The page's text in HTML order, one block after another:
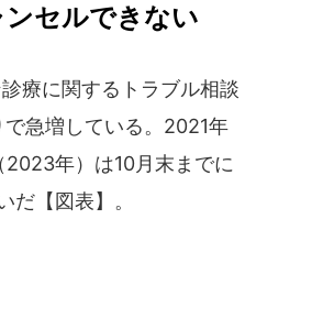
セルできない
療に関するトラブル相談
急増している。2021年
年）は10月末までに
【図表】。